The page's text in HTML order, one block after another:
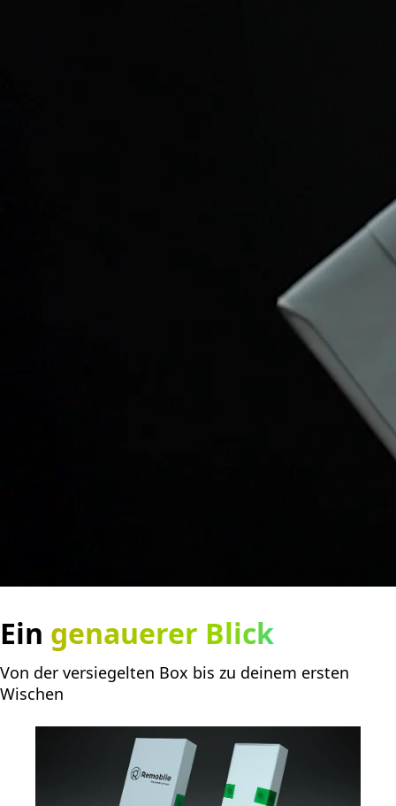
Ein genauerer Blick
Von der versiegelten Box bis zu deinem ersten
Wischen